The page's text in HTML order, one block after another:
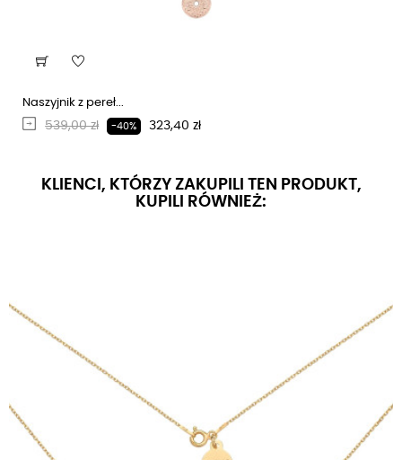
Naszyjnik z pereł...
Regularna cena
539,00 zł -40% Cena
323,40 zł
KLIENCI, KTÓRZY ZAKUPILI TEN PRODUKT,
KUPILI RÓWNIEŻ: